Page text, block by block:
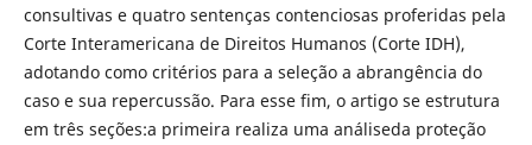
consultivas e quatro sentenças contenciosas proferidas pela
Corte Interamericana de Direitos Humanos (Corte IDH),
adotando como critérios para a seleção a abrangência do
caso e sua repercussão. Para esse fim, o artigo se estrutura
em três seções:a primeira realiza uma análiseda proteção